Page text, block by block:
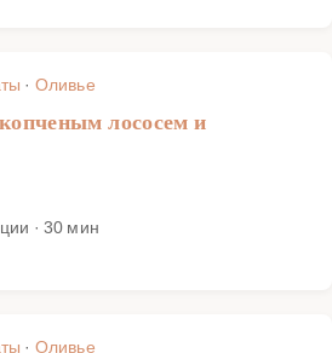
· Оливье
лососем и
· 30 мин
· Оливье